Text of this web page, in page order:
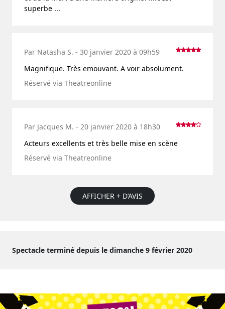
superbe ...
Par Natasha S. - 30 janvier 2020 à 09h59
Magnifique. Très emouvant. A voir absolument.
Réservé via Theatreonline
Par Jacques M. - 20 janvier 2020 à 18h30
Acteurs excellents et très belle mise en scène
Réservé via Theatreonline
AFFICHER + D’AVIS
Spectacle terminé depuis le dimanche 9 février 2020